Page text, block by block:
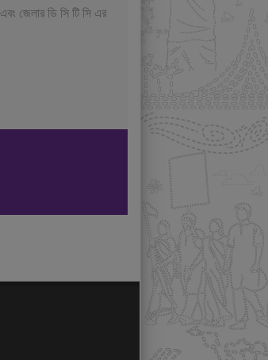
জেলার ডি সি টি সি এর